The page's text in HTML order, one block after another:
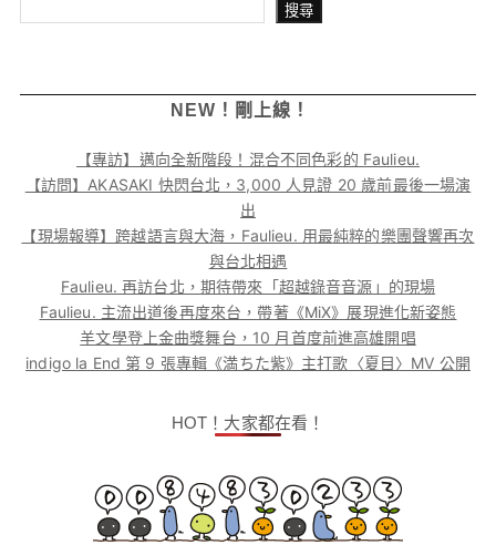
搜尋
NEW！剛上線！
【專訪】邁向全新階段！混合不同色彩的 Faulieu.
【訪問】AKASAKI 快閃台北，3,000 人見證 20 歲前最後一場演
出
【現場報導】跨越語言與大海，Faulieu. 用最純粹的樂團聲響再次
與台北相遇
Faulieu. 再訪台北，期待帶來「超越錄音音源」的現場
Faulieu. 主流出道後再度來台，帶著《MiX》展現進化新姿態
羊文學登上金曲獎舞台，10 月首度前進高雄開唱
indigo la End 第 9 張專輯《満ちた紫》主打歌〈夏目〉MV 公開
HOT！大家都在看！